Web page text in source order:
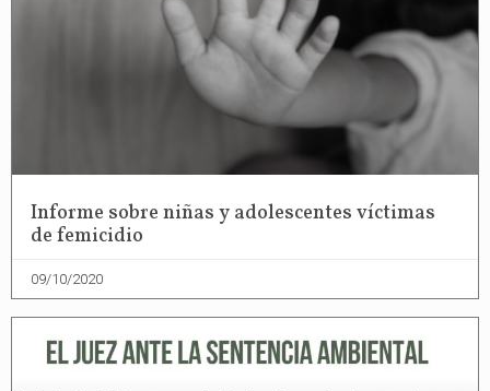
Informe sobre niñas y adolescentes víctimas
de femicidio
09/10/2020